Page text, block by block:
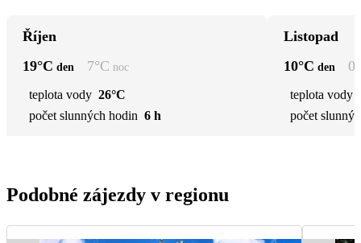
Říjen
19°C den 7°C noc
teplota vody 26°C
počet slunných hodin 6 h
Listopad
10°C den 0
teplota vody
počet
Podobné zájezdy v regionu